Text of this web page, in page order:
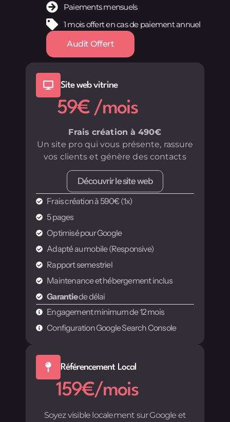
Paiements mensuels
1 mois offert en cas de paiement annuel
Audit Offert
Site web vitrine
59€ /mois
Frais création à 490€
Un site pro qui vous présente, rassure
vos clients et génère des contacts
Découvrir le site web
Frais création à 590€ (1x)
5 pages
Optimisé pour Google
Adapté au mobile (Responsive)
Rapport semestriel
Maintenance et hébergement inclus
Garantiede délai
Engagement minimum de 12 mois
Configuration Google Search Console
Référencement Local
159€/mois
Soyez visible localement sur Google et